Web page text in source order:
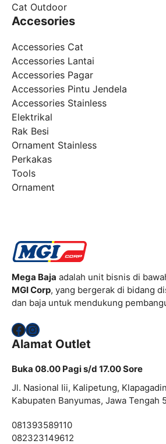
Cat Outdoor
Accesories
Accessories Cat
Accessories Lantai
Accessories Pagar
Accessories Pintu Jendela
Accessories Stainless
Elektrikal
Rak Besi
Ornament Stainless
Perkakas
Tools
Ornament
Mega Baja adalah unit bisnis di
MGI Corp, yang bergerak di bidang
dan baja untuk mendukung
Facebook
Instagram
Alamat Outlet
Buka 08.00 Pagi s/d 17.00 Sore
Jl. Nasional Iii, Kalipetung,
Kabupaten Banyumas, Jawa Tengah
081393589110
082323149612